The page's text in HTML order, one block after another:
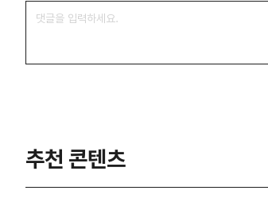
추천 콘텐츠